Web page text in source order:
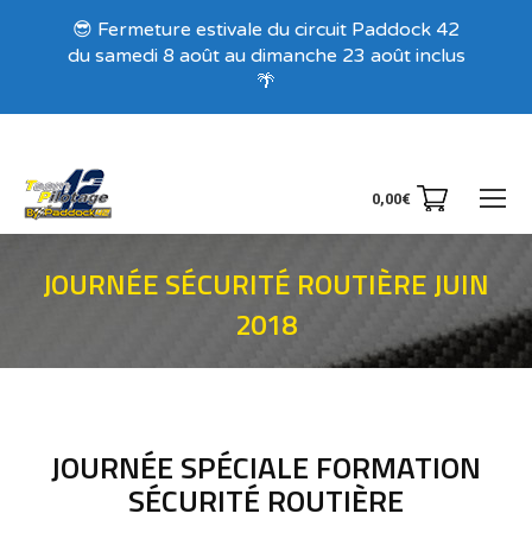
0,00€
JOURNÉE SÉCURITÉ ROUTIÈRE JUIN
2018
Vous êtes ici :
JOURNÉE SPÉCIALE FORMATION
SÉCURITÉ ROUTIÈRE
Recevez nos offres exclusives !
😎 Fermeture estivale du circuit Paddock 42
du samedi 8 août au dimanche 23 août inclus
🌴